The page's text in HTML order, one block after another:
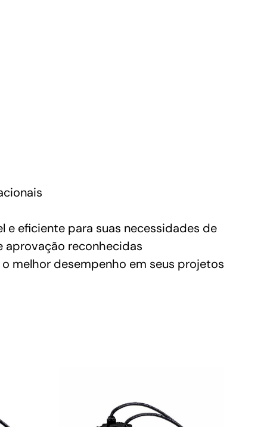
e eficiente para suas necessidades de
aprovação reconhecidas
melhor desempenho em seus projetos